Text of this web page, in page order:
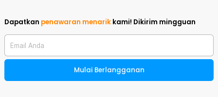
Dapatkan penawaran menarik kami! Dikirim mingguan
Email Anda
Mulai Berlangganan